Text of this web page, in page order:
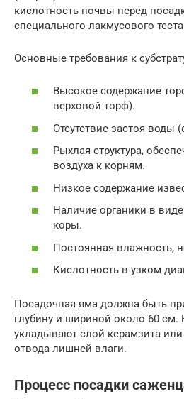
кислотность почвы перед
специального лакмусового
Основные требования к
Высокое содержание
верховой торф).
Отсутствие застоя воды
Рыхлая структура,
воздуха к корням.
Низкое содержание
Наличие органики в
коры.
Постоянная влажность,
Кислотность в узком
Посадочная яма должна быть
глубину и шириной около 60 см.
укладывают слой керамзита или
отвода лишней влаги.
Процесс посадки